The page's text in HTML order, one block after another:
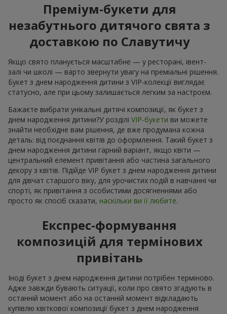
Преміум-букети для
незабутнього дитячого свята з
доставкою по Славутичу
Якщо свято планується масштабне — у ресторані, івент-
залі чи школі — варто звернути увагу на преміальні рішення.
Букет з днем народження дитини з VIP-колекції виглядає
статусно, але при цьому залишається легким за настроєм.
Бажаєте вибрати унікальні дитячі композиції, як букет з
днем народження дитини?У розділі VIP-букети ви можете
знайти необхідне вам рішення, де вже продумана кожна
деталь: від поєднання квітів до оформлення. Такий букет з
днем народження дитини гарний варіант, якщо квіти —
центральний елемент привітання або частина загального
декору з квітів. Підійде VIP букет з днем народження дитини
для дівчат старшого віку, для урочистих подій в навчанні чи
спорті, як привітання з особистими досягненнями або
просто як спосіб сказати, наскільки ви її любите.
Експрес-формування
композицій для термінових
привітань
Іноді букет з днем народження дитини потрібен терміново.
Адже завжди бувають ситуації, коли про свято згадують в
останній момент або на останній момент відкладають
купівлю квіткової композиції букет з днем народження